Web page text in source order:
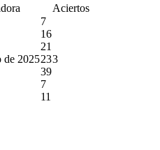
Aciertos
de 2025
7
16
21
23
39
7
11
3